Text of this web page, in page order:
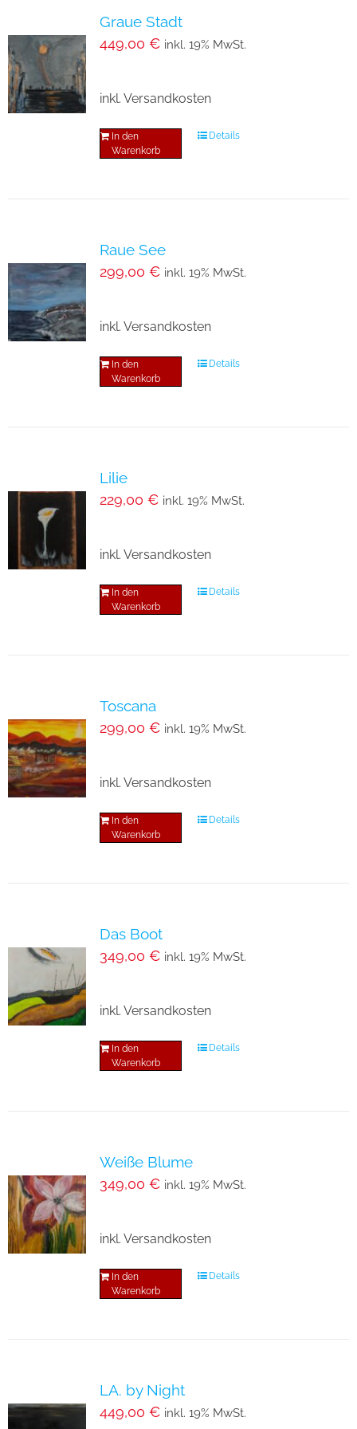
Graue Stadt
449,00 € inkl. 19% MwSt.
inkl. Versandkosten
In den
Warenkorb
Details
Raue See
299,00 € inkl. 19% MwSt.
inkl. Versandkosten
In den
Warenkorb
Details
Lilie
229,00 € inkl. 19% MwSt.
inkl. Versandkosten
In den
Warenkorb
Details
Toscana
299,00 € inkl. 19% MwSt.
inkl. Versandkosten
In den
Warenkorb
Details
Das Boot
349,00 € inkl. 19% MwSt.
inkl. Versandkosten
In den
Warenkorb
Details
Weiße Blume
349,00 € inkl. 19% MwSt.
inkl. Versandkosten
In den
Warenkorb
Details
LA. by Night
449,00 € inkl. 19% MwSt.